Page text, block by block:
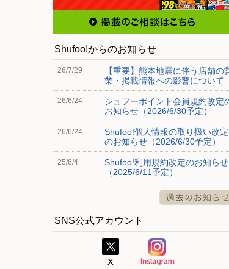
Shufoo!からのお知らせ
26/7/29
【重要】熊本地震に伴う店舗の
業・掲載情報への影響について
26/6/24
シュフーポイント会員規約改定
お知らせ（2026/6/30予定）
26/6/24
Shufoo!個人情報の取り扱い改定
のお知らせ（2026/6/30予定）
25/6/4
Shufoo!利用規約改定のお知らせ
（2025/6/11予定）
SNS公式アカウント